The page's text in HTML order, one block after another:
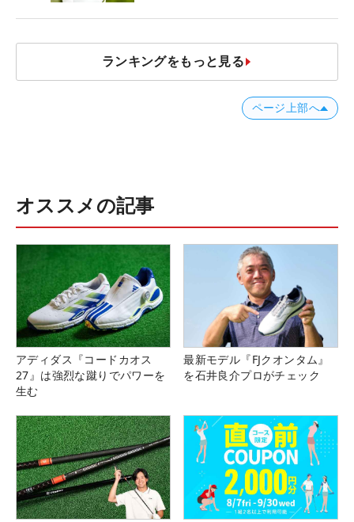
ランキングをもっと見る
ページ上部へ
オススメの記事
アディダス『コードカオス
27』は強烈な蹴りでパワーを
生む
最新モデル『FJクオンタム』
を石井良介プロがチェック